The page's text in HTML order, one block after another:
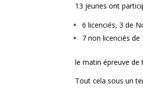
13 jeunes ont
6 licenciés, 3 de
7 non licenciés
le matin épreuve de
Tout cela sous un